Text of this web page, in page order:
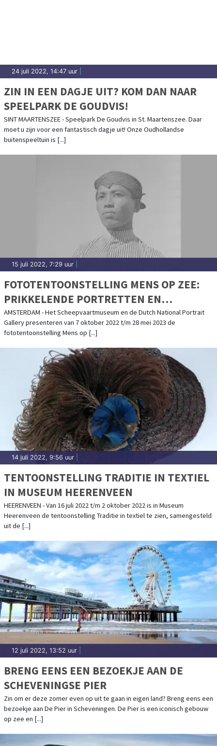
24 juli 2022, 14:47 uur
ZIN IN EEN DAGJE UIT? KOM DAN NAAR
SPEELPARK DE GOUDVIS!
SINT MAARTENSZEE - Speelpark De Goudvis in St. Maartenszee. Daar
moet u zijn voor een fantastisch dagje uit! Onze Oudhollandse
buitenspeeltuin is [...]
15 juli 2022, 7:29 uur
FOTOTENTOONSTELLING MENS OP ZEE:
PRIKKELENDE PORTRETTEN EN
VERHALEN
AMSTERDAM - Het Scheepvaartmuseum en de Dutch National Portrait
Gallery presenteren van 7 oktober 2022 t/m 28 mei 2023 de
fototentoonstelling Mens op [...]
14 juli 2022, 9:56 uur
TENTOONSTELLING TRADITIE IN TEXTIEL
IN MUSEUM HEERENVEEN
HEERENVEEN - Van 16 juli 2022 t/m 2 oktober 2022 is in Museum
Heerenveen de tentoonstelling Traditie in textiel te zien, samengesteld
uit de [...]
12 juli 2022, 13:52 uur
BRENG EENS EEN BEZOEKJE AAN DE
SCHEVENINGSE PIER
Zin om er deze zomer even op uit te gaan in eigen land? Breng eens een
bezoekje aan De Pier in Scheveningen. De Pier is een iconisch gebouw
op zee en [...]